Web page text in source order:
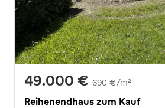
49.000 € 690 €/m²
Reihenendhaus zum Kauf